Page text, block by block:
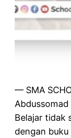
— SMA
Belajar tidak
dengan